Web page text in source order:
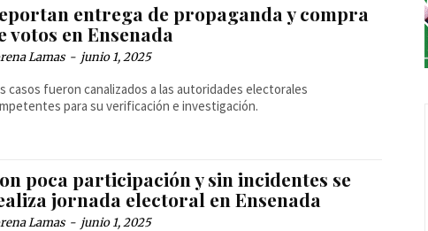
entrega de propaganda y compra
votos en Ensenada
Lamas - junio 1, 2025
casos fueron canalizados a las autoridades electorales
para su verificación e investigación.
poca participación y sin incidentes se
jornada electoral en Ensenada
Lamas - junio 1, 2025